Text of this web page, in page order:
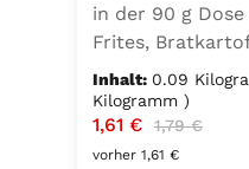
in der 90 g
Frites,
Geschmack –
Mischung ist
Inhalt: 0.09
Kilogramm )
Verkaufspreis:
1,61 € Regulärer
1,79 €
vorher 1,61 €